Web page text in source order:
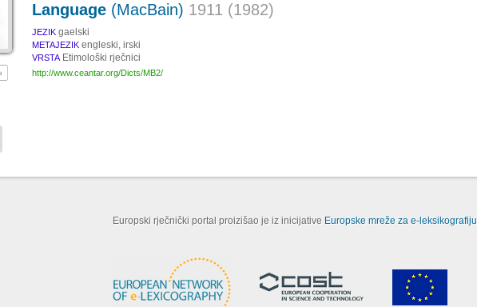
Language (MacBain) 1911 (1982)
JEZIK gaelski
METAJEZIK engleski, irski
VRSTA Etimološki rječnici
http://www.ceantar.org/Dicts/MB2/
Europski rječnički portal proizišao je iz inicijative Europske mreže za e-leksikografiju